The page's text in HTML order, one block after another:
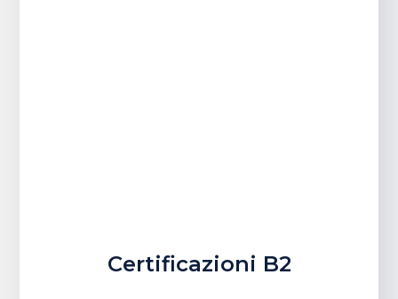
Certificazioni B2